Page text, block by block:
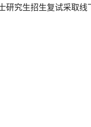
研究生招生复试采取线